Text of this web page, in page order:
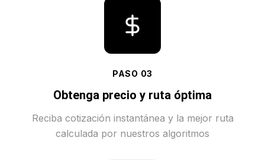
PASO 03
Obtenga precio y ruta óptima
Reciba cotización instantánea y la mejor ruta
calculada por nuestros algoritmos